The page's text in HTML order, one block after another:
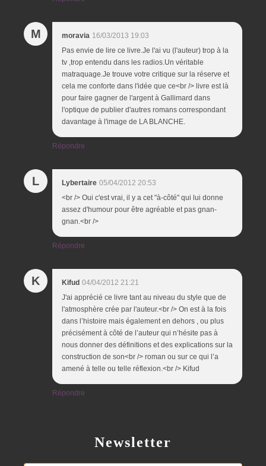
M moravia 16/03/2013 19:03
Pas envie de lire ce livre.Je l'ai vu (l'auteur) trop à la
tv ,trop entendu dans les radios.Un véritable
matraquage.Je trouve votre critique sur la réserve et
cela me conforte dans l'idée que ce<br /> livre est là
pour faire gagner de l'argent à Gallimard dans
l'optique de publier d'autres romans correspondant
davantage à l'image de LA BLANCHE.
Répondre
L Lybertaire 05/04/2012 20:53
<br /> Oui c'est vrai, il y a cet "à-côté" qui lui donne
assez d'humour pour être agréable et pas gnan-
gnan.<br />
Répondre
K Kifud 04/04/2012 21:21
J'ai apprécié ce livre tant au niveau du style que de
l'atmosphère crée par l'auteur.<br /> On est à la fois
dans l’histoire mais également en dehors , ou plus
précisément à côté de l’auteur qui n’hésite pas à
nous donner des définitions et des explications sur la
construction de son<br /> roman ou sur ce qui l’a
amené à telle ou telle réflexion.<br /> Kifud
Répondre
Newsletter